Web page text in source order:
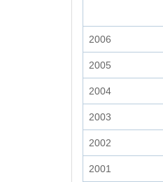
2006
2005
2004
2003
2002
2001